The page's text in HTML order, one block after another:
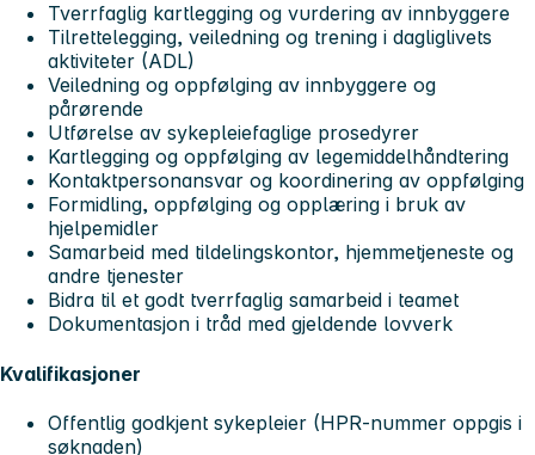
Tverrfaglig kartlegging og vurdering av innbyggere
Tilrettelegging, veiledning og trening i dagliglivets
aktiviteter (ADL)
Veiledning og oppfølging av innbyggere og
pårørende
Utførelse av sykepleiefaglige prosedyrer
Kartlegging og oppfølging av legemiddelhåndtering
Kontaktpersonansvar og koordinering av oppfølging
Formidling, oppfølging og opplæring i bruk av
hjelpemidler
Samarbeid med tildelingskontor, hjemmetjeneste og
andre tjenester
Bidra til et godt tverrfaglig samarbeid i teamet
Dokumentasjon i tråd med gjeldende lovverk
Kvalifikasjoner
Offentlig godkjent sykepleier (HPR-nummer oppgis i
søknaden)